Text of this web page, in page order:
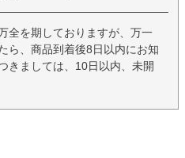
全を期しておりますが、万一
ら、商品到着後8日以内にお知
きましては、10日以内、未開